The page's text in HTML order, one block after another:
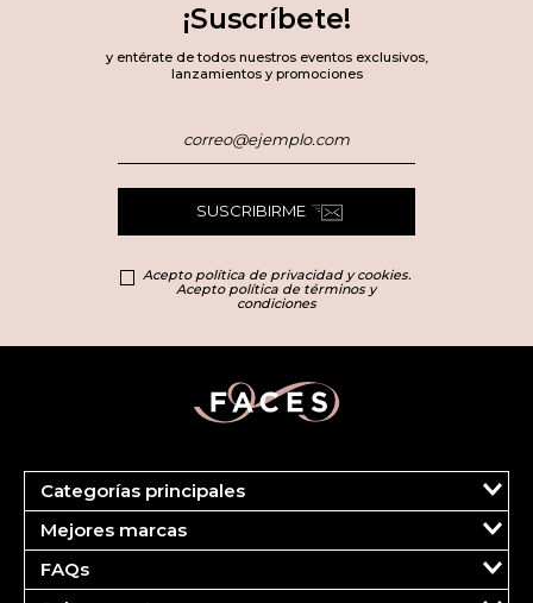
¡Suscríbete!
y entérate de todos nuestros eventos exclusivos,
lanzamientos y promociones
SUSCRIBIRME
Acepto política de privacidad y cookies.
Acepto política de términos y
condiciones
Categorías principales
Marcas
Más Vendidos
Perfumes
Maquillaje
Mejores marcas
Carolina Herrera
Clarins
FAQs
Tu cuenta